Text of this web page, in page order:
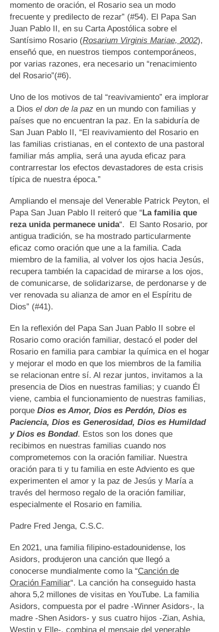
momento de oración, el Rosario sea un modo
frecuente y predilecto de rezar” (#54). El Papa San
Juan Pablo II, en su Carta Apostólica sobre el
Santísimo Rosario (Rosarium Virginis Mariae, 2002),
enseñó que, en nuestros tiempos contemporáneos,
por varias razones, era necesario un “renacimiento
del Rosario”(#6).
Uno de los motivos de tal “reavivamiento” era implorar
a Dios el don de la paz en un mundo con familias y
países que no encuentran la paz. En la sabiduría de
San Juan Pablo II, “El reavivamiento del Rosario en
las familias cristianas, en el contexto de una pastoral
familiar más amplia, será una ayuda eficaz para
contrarrestar los efectos devastadores de esta crisis
típica de nuestra época.”
Ampliando el mensaje del Venerable Patrick Peyton, el
Papa San Juan Pablo II reiteró que “La familia que
reza unida permanece unida“. El Santo Rosario, por
antigua tradición, se ha mostrado particularmente
eficaz como oración que une a la familia. Cada
miembro de la familia, al volver los ojos hacia Jesús,
recupera también la capacidad de mirarse a los ojos,
de comunicarse, de solidarizarse, de perdonarse y de
ver renovada su alianza de amor en el Espíritu de
Dios” (#41).
En la reflexión del Papa San Juan Pablo II sobre el
Rosario como oración familiar, destacó el poder del
Rosario en familia para cambiar la química en el hogar
y mejorar el modo en que los miembros de la familia
se relacionan entre sí. Al rezar juntos, invitamos a la
presencia de Dios en nuestras familias; y cuando Él
viene, cambia el funcionamiento de nuestras familias,
porque Dios es Amor, Dios es Perdón, Dios es
Paciencia, Dios es Generosidad, Dios es Humildad
y Dios es Bondad. Estos son los dones que
recibimos en nuestras familias cuando nos
comprometemos con la oración familiar. Nuestra
oración para ti y tu familia en este Adviento es que
experimenten el amor y la paz de Jesús y María a
través del hermoso regalo de la oración familiar,
especialmente el Rosario en familia.
Padre Fred Jenga, C.S.C.
En 2021, una familia filipino-estadounidense, los
Asidors, produjeron una canción que llegó a
conocerse mundialmente como la “Canción de
Oración Familiar“. La canción ha conseguido hasta
ahora 5,2 millones de visitas en YouTube. La familia
Asidors, compuesta por el padre -Winner Asidors-, la
madre -Shen Asidors- y sus cuatro hijos -Zian, Ashia,
Westin y Elle-, combina el mensaje del venerable